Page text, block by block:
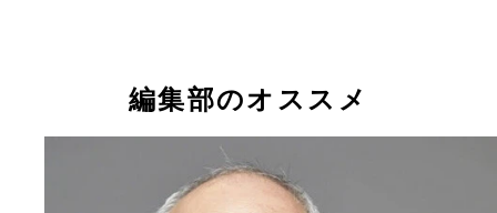
編集部のオススメ